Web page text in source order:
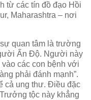
từ các tín đồ đạo Hồi
Maharashtra – nơi
quan tâm là trường
Ấn Độ. Người này
các con bệnh với
phải đánh mạnh”.
cả ung thư. Điều đặc
tộc này khẳng